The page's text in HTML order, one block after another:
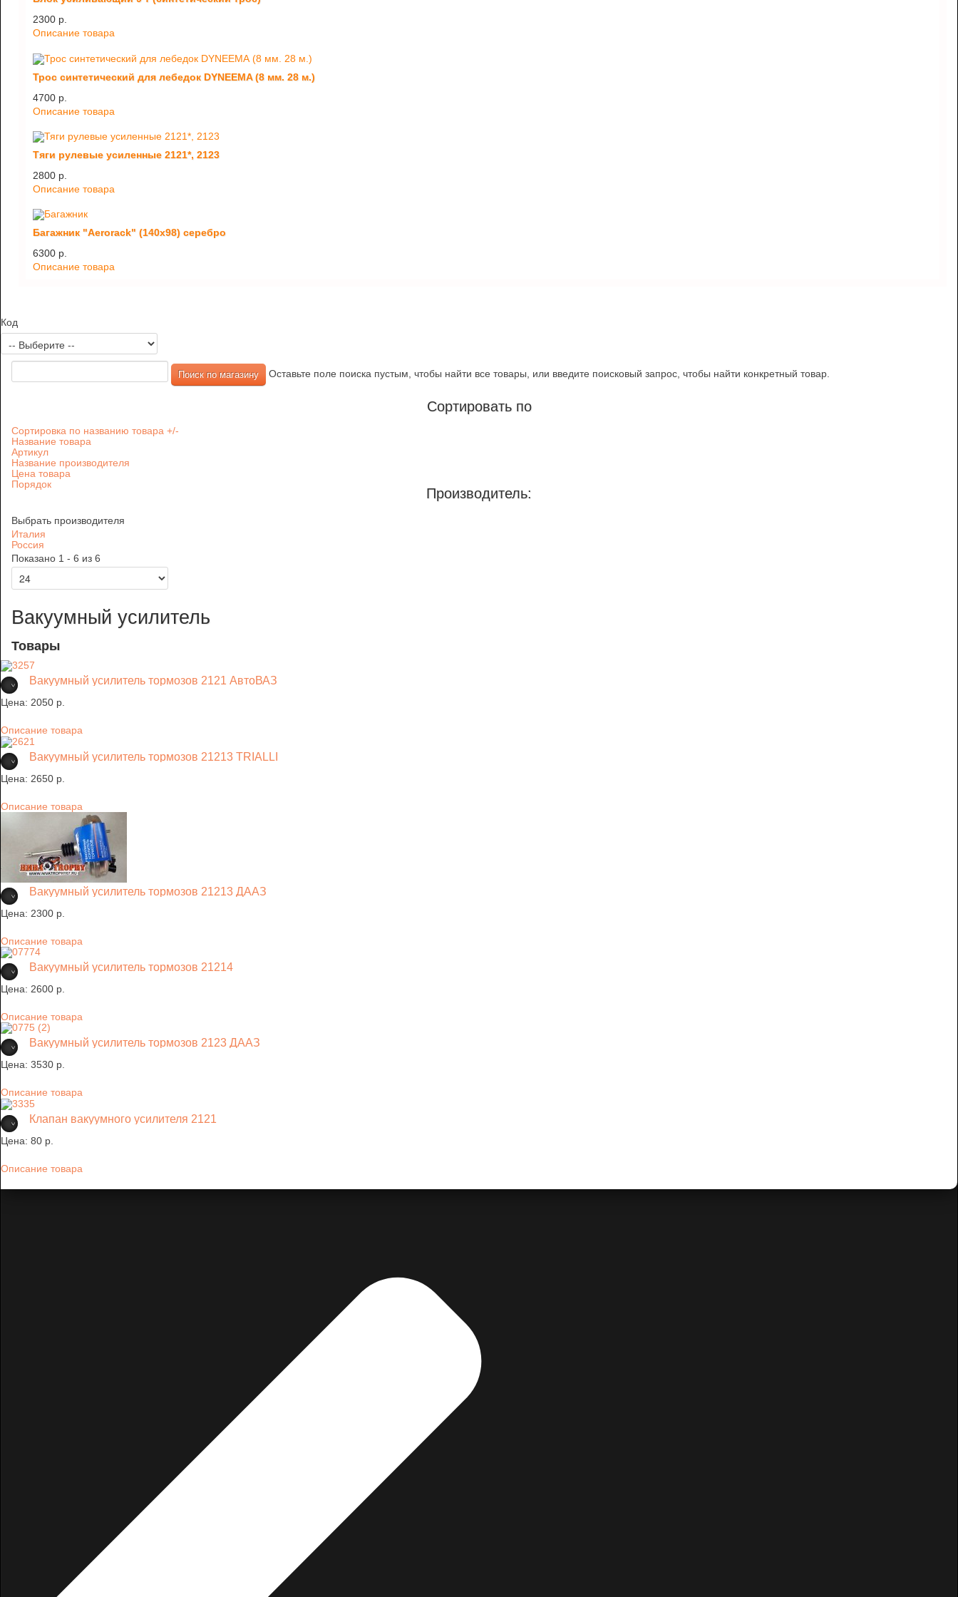
2300 p.
Описание товара
Трос синтетический для лебедок DYNEEMA (8 мм. 28 м.)
4700 p.
Описание товара
Тяги рулевые усиленные 2121*, 2123
2800 p.
Описание товара
Багажник "Aerorack" (140х98) серебро
6300 p.
Описание товара
Код
Оставьте поле поиска пустым, чтобы найти все товары, или введите поисковый запрос, чтобы найти конкретный товар.
Сортировать по
Сортировка по названию товара +/-
Название товара
Артикул
Название производителя
Цена товара
Порядок
Производитель:
Выбрать производителя
Италия
Россия
Показано 1 - 6 из 6
Вакуумный усилитель
Товары
Вакуумный усилитель тормозов 2121 АвтоВАЗ
Цена: 2050 p.
Описание товара
Вакуумный усилитель тормозов 21213 TRIALLI
Цена: 2650 p.
Описание товара
Вакуумный усилитель тормозов 21213 ДААЗ
Цена: 2300 p.
Описание товара
Вакуумный усилитель тормозов 21214
Цена: 2600 p.
Описание товара
Вакуумный усилитель тормозов 2123 ДААЗ
Цена: 3530 p.
Описание товара
Клапан вакуумного усилителя 2121
Цена: 80 p.
Описание товара